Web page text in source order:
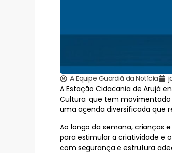
A Equipe Guardiã da Notícia
A Estação Cidadania de Arujá
Cultura, que tem
uma agenda diversificada que
Ao longo da semana, crianças
para estimular a criatividade e
com segurança e estrutura